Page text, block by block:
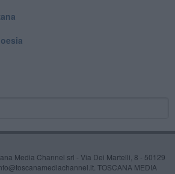
Media Channel srl - Via Dei Martelli, 8 - 50129
TOSCANA MEDIA